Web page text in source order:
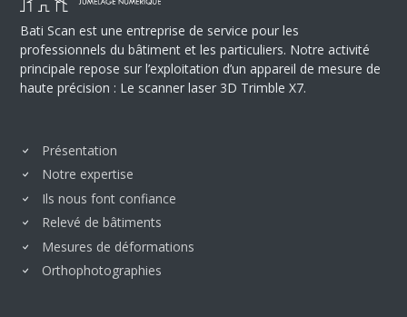
Bati Scan est une entreprise de service pour les
professionnels du bâtiment et les particuliers. Notre activité
principale repose sur l’exploitation d’un appareil de mesure de
haute précision : Le scanner laser 3D Trimble X7.
Présentation
Notre expertise
Ils nous font confiance
Relevé de bâtiments
Mesures de déformations
Orthophotographies